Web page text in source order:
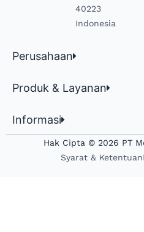
40223
Indonesia
Perusahaan
Produk & Layanan
Informasi
Hak Cipta © 2026 PT
Syarat & Ketentuan